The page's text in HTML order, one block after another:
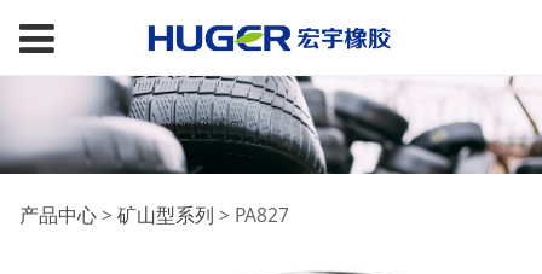
PA827
产品中心> 矿山型系列 > PA827